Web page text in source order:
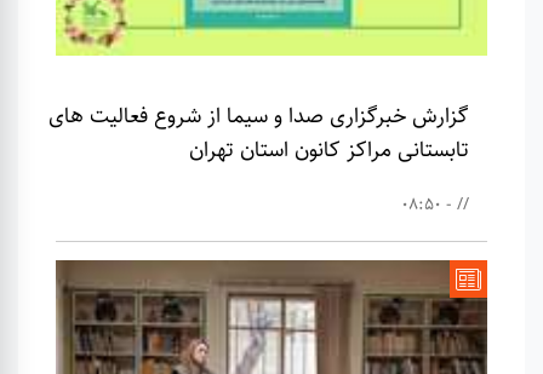
گزارش خبرگزاری صدا و سیما از شروع فعالیت های
تابستانی مراکز کانون استان تهران
// - 08:50